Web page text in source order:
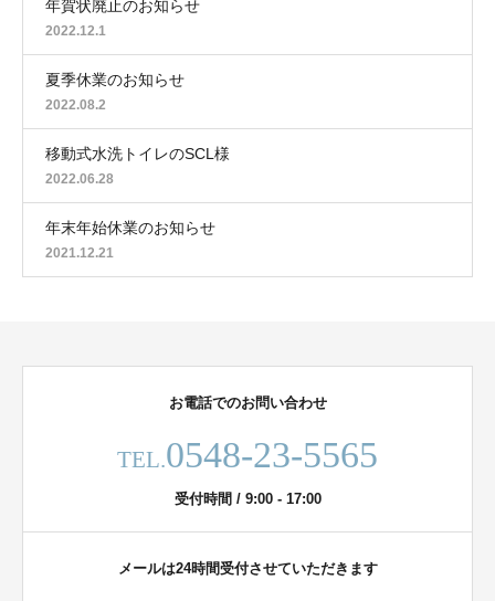
年賀状廃止のお知らせ
2022.12.1
夏季休業のお知らせ
2022.08.2
移動式水洗トイレのSCL様
2022.06.28
年末年始休業のお知らせ
2021.12.21
お電話でのお問い合わせ
TEL.0548-23-5565
受付時間 / 9:00 - 17:00
メールは24時間受付させていただきます